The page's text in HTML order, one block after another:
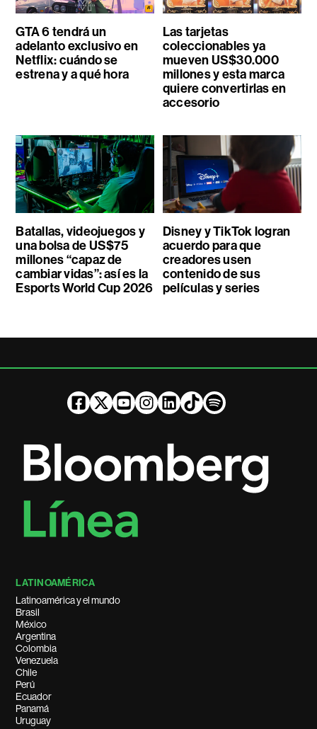
GTA 6 tendrá un
adelanto exclusivo en
Netflix: cuándo se
estrena y a qué hora
Las tarjetas
coleccionables ya
mueven US$30.000
millones y esta marca
quiere convertirlas en
accesorio
Batallas, videojuegos y
una bolsa de US$75
millones “capaz de
cambiar vidas”: así es la
Esports World Cup 2026
Disney y TikTok logran
acuerdo para que
creadores usen
contenido de sus
películas y series
LATINOAMÉRICA
Latinoamérica y el mundo
Brasil
México
Argentina
Colombia
Venezuela
Chile
Perú
Ecuador
Panamá
Uruguay